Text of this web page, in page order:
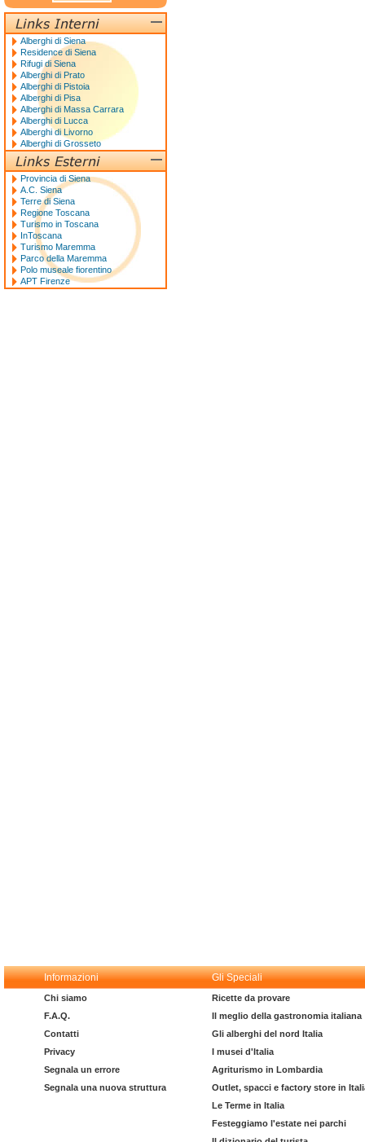
Alberghi di Siena
Residence di Siena
Rifugi di Siena
Alberghi di Prato
Alberghi di Pistoia
Alberghi di Pisa
Alberghi di Massa Carrara
Alberghi di Lucca
Alberghi di Livorno
Alberghi di Grosseto
Provincia di Siena
A.C. Siena
Terre di Siena
Regione Toscana
Turismo in Toscana
InToscana
Turismo Maremma
Parco della Maremma
Polo museale fiorentino
APT Firenze
Informazioni Gli Speciali
Chi siamo
F.A.Q.
Contatti
Privacy
Segnala un errore
Segnala una nuova struttura
Ricette da provare
Il meglio della gastronomia italiana
Gli alberghi del nord Italia
I musei d'Italia
Agriturismo in Lombardia
Outlet, spacci e factory store in
Le Terme in Italia
Festeggiamo l'estate nei parchi